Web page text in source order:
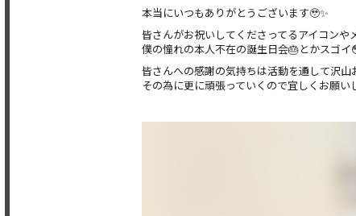
本当にいつもありがとうございます🥹✨
皆さんがお祝いしてくださってるアイコン
僕の憧れの本人不在の誕生日会🎂とかスゴ
皆さんへの感謝の気持ちは活動を通して沢
その為に更に頑張っていくので宜しくお願い